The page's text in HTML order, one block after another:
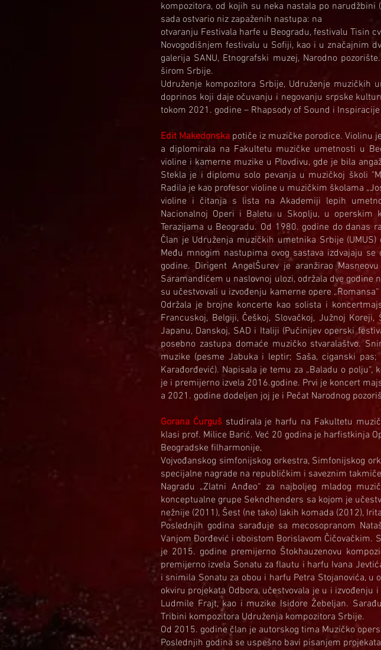
kompozitora, od kojih su neka nastala po narudžbini
sada ostvario niz zapaženih nastupa: na
otvaranju Festivala harfe u Beogradu, festivalu Tisin
Novogodišnjem festivalu u Sofiji, kao i u značajnim
galerija SANU, Etnografski muzej, Narodno
širom Srbije.
Udruženje kompozitora Srbije, Udruženje muzičkih
doprinos koji daje očuvanju i negovanju srpske
tokom 2021. godine – Rhapsody of Sound i
Edit Makedonska potiče iz muzičke porodice. Violinu
a diplomirala na Fakultetu muzičke umetnosti u
violine i kamerne muzike u Plovdivu, gde je bila
Stekla je i diplomu solo pevanja u muzičkoj školi
Radila je kao profesor violine u muzičkim školama
violine i čitanja s lista na Akademiji lepih
Nacionalnoj Operi i Baletu u Skoplju, u operskim
Terazijama u Beogradu. Od 1980. godine do danas
Član je Udruženja muzičkih umetnika Srbije
Među mnogim nastupima ovog sastava izdvajaju
godine. Dirigent AngelŠurev je aranžirao
Saramandićem u naslovnoj ulozi, održala dve godine
su učestvovali u izvođenju kamerne opere
Održala je brojne koncerte kao solista i
Francuskoj, Belgiji, Češkoj, Slovačkoj, Južnoj
Japanu, Danskoj, SAD i Italiji (Pučinijev operski
posebno zastupa domaće muzičko stvaralaštvo.
muzike (pesme Jabuka i leptir; Saša, ciganski
Karađorđević). Napisala je temu za „Baladu o
je i premijerno izvela 2016.godine. Prvi je koncert
a 2021. godine dodeljen joj je i Pečat Narodnog
Gorana Ćurgušstudirala je harfu na Fakultetu
klasi prof. Milice Barić. Već 20 godina je harfistkinja
Beogradske filharmonije,
Vojvođanskog simfonijskog orkestra, Simfonijskog
specijalne nagrade na republičkim i saveznim
Nagradu „Zlatni Anđeo“ za najboljeg mladog
konceptualne grupe Sekndhenders sa kojom je
nežnije (2011), Šest (ne tako) lakih komada (2012),
Poslednjih godina sarađuje sa mecosopranom
Vanjom Đorđević i oboistom Borislavom Čičovačkim.
je 2015. godine premijerno Štokhauzenovu
premijerno izvela Sonatu za flautu i harfu Ivana
i snimila Sonatu za obou i harfu Petra Stojanovića, u
okviru projekata Odbora, učestvovala je u i
Ludmile Frajt, kao i muzike Isidore Žebeljan.
Tribini kompozitora Udruženja kompozitora Srbije.
Od 2015. godine član je autorskog tima Muzičko
Poslednjih godina se uspešno bavi pisanjem